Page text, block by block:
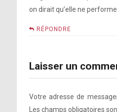
on dirait qu’elle ne
RÉPONDRE
Laisser un
Votre adresse de
Les champs obligatoires